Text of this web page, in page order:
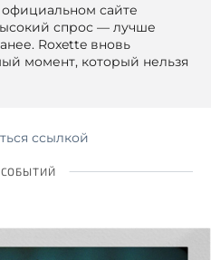
сайте
спрос — лучше
Roxette вновь
момент, который нельзя
ссылкой
СОБЫТИЙ